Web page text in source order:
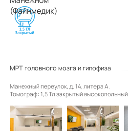
МРТ головного мозга и гипофиза
Манежный переулок, д. 14, литера А.
Томограф: 1,5 Тл закрытый высокопольный